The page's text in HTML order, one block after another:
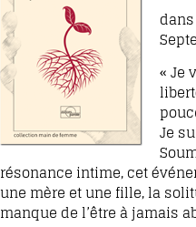
« Je
Je
résonance intime, cet
une mère et une fille, la
manque de l’être à jamais